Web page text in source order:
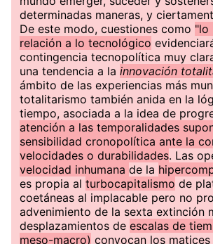
determinadas maneras, y
De este modo, cuestiones como "lo
relación a lo tecnológico
contingencia tecnopolítica muy
una tendencia a la innovación
ámbito de las experiencias más
totalitarismo también anida en la
tiempo, asociada a la idea de
atención a las temporalidades
sensibilidad cronopolítica ante la
velocidades o durabilidades. Las
velocidad inhumana de la
es propia al turbocapitalismo de
coetáneas al implacable pero no
advenimiento de la sexta extinción
desplazamientos de escalas de
meso-macro) convocan los